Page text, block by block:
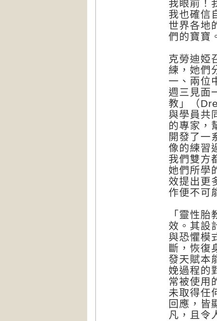
我眼前！
我也確信
世界各地
們的寶寶
克勞迪婭
練，她們
一、兩位
週三見面
教」（
與學員共
的專家，
開發了一
像的練習
我們雙方
她們所學
效提出更
作便不可
「靈性
效。其設
與恐懼模
斷，恢復
發天賦本
娩過程的
常被使用
未取得任
回應，皆
凡，且令